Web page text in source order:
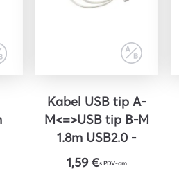
Kabel USB tip A-
M<=>USB tip B-M
1.8m USB2.0 -
ROLINE
1,59 €s PDV-om